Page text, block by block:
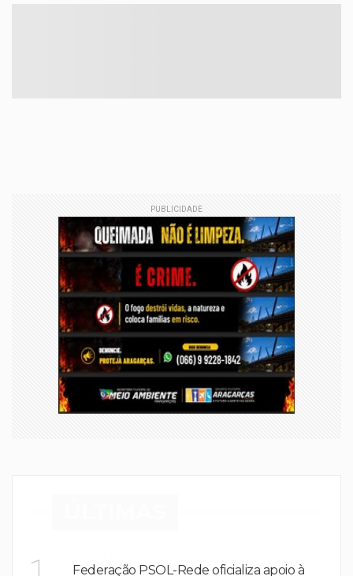
PUBLICIDADE
Federação PSOL-Rede oficializa apoio à